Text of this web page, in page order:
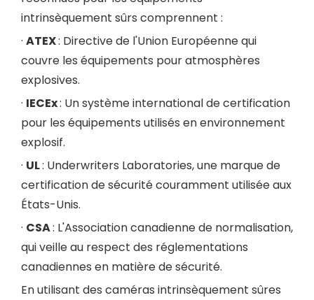
intrinsèquement sûrs comprennent :
· ATEX: Directive de l'Union Européenne qui
couvre les équipements pour atmosphères
explosives.
· IECEx: Un système international de certification
pour les équipements utilisés en environnement
explosif.
· UL: Underwriters Laboratories, une marque de
certification de sécurité couramment utilisée aux
États-Unis.
· CSA: L'Association canadienne de normalisation,
qui veille au respect des réglementations
canadiennes en matière de sécurité.
En utilisant des caméras intrinsèquement sûres